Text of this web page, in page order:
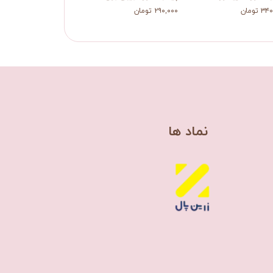
۲۹۰,۰۰۰ تومان تومان
​نماد ها